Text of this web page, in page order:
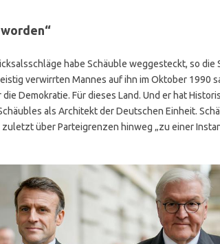
habe Schäuble weggesteckt, so die
verwirrten Mannes auf ihn im Oktober 1990
Demokratie. Für dieses Land. Und er hat
als Architekt der Deutschen Einheit.
über Parteigrenzen hinweg „zu einer